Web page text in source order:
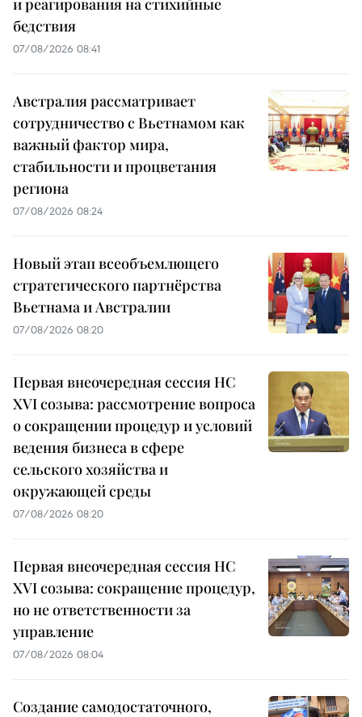
бедствия
07/08/2026 08:41
Австралия рассматривает
сотрудничество с Вьетнамом как
важный фактор мира,
стабильности и процветания
региона
07/08/2026 08:24
Новый этап всеобъемлющего
стратегического партнёрства
Вьетнама и Австралии
07/08/2026 08:20
Первая внеочередная сессия НС
XVI созыва: рассмотрение вопроса
о сокращении процедур и условий
ведения бизнеса в сфере
сельского хозяйства и
окружающей среды
07/08/2026 08:20
Первая внеочередная сессия НС
XVI созыва: сокращение процедур,
но не ответственности за
управление
07/08/2026 08:04
Создание самодостаточного,